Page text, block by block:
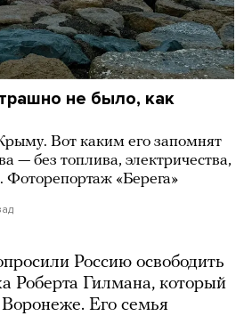
не было, как
Вот каким его запомнят
— без топлива, электричества,
Фоторепортаж «Берега»
Россию освободить
Роберта Гилмана, который
Его семья